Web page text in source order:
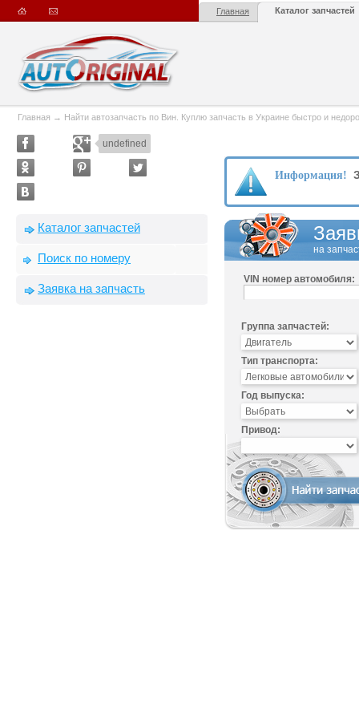
Главная Каталог запчастей
Главная → Найти автозапчасть по Вин. Куплю запчасть в Украине быстро и
undefined
Каталог запчастей
Поиск по номеру
Заявка на запчасть
Информация!
на
VIN номер автомобиля:
Группа запчастей:
Тип транспорта:
Год выпуска:
Привод: